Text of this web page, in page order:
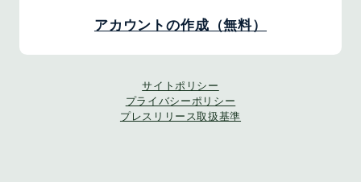
アカウントの作成（無料）
サイトポリシー
プライバシーポリシー
プレスリリース取扱基準